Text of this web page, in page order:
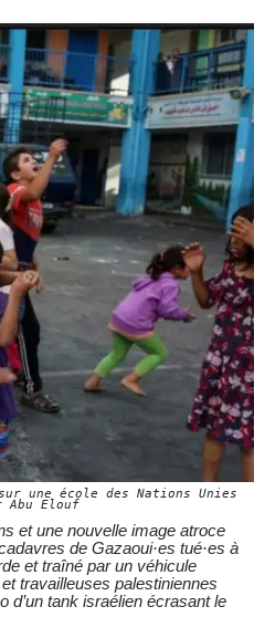
une école des Nations Unies
Abu Elouf
et une nouvelle image atroce
de Gazaoui·es tué·es à
et traîné par un véhicule
travailleuses palestiniennes
d’un tank israélien écrasant le